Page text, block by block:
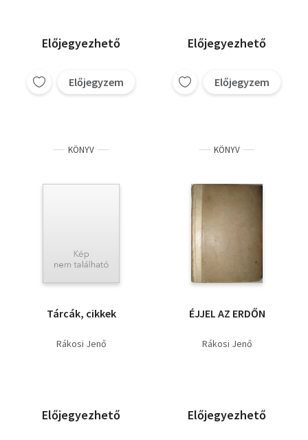
Előjegyezhető
Előjegyzem
Előjegyezhető
Előjegyzem
KÖNYV
Tárcák, cikkek
Rákosi Jenő
Előjegyezhető
KÖNYV
ÉJJEL AZ ERDŐN
Rákosi Jenő
Előjegyezhető